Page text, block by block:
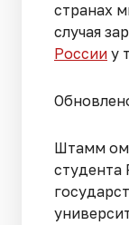
странах
случая
России у
Штамм
студента